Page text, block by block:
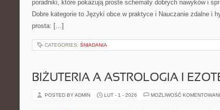
poradniki, które pokazują proste schematy dobrych nawyków i
Dobre kategorie to Języki obce w praktyce i Nauczanie zdalne i
prosta: […]
CATEGORIES: ŚNIADANIA
BIŻUTERIA A ASTROLOGIA I
POSTED BY ADMIN LUT - 1 - 2026 MOŻLIWOŚĆ